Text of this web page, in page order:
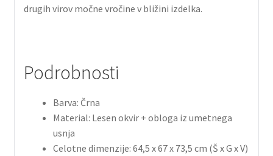
drugih virov močne vročine v bližini izdelka.
Podrobnosti
Barva: Črna
Material: Lesen okvir + obloga iz umetnega
usnja
Celotne dimenzije: 64,5 x 67 x 73,5 cm (Š x G x V)